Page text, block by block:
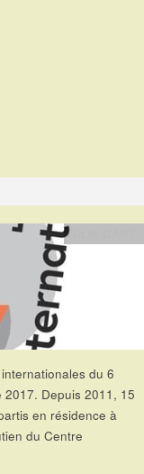
du 6
Depuis 2011, 15
en résidence à
du Centre